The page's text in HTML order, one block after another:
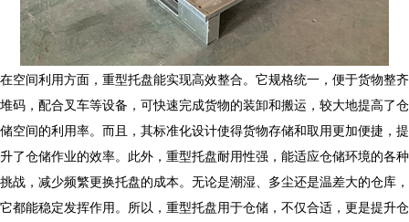
在空间利用方面，重型托盘能实现高效整合。它规格统一，便于货物整齐
堆码，配合叉车等设备，可快速完成货物的装卸和搬运，较大地提高了仓
储空间的利用率。而且，其标准化设计使得货物存储和取用更加便捷，提
升了仓储作业的效率。此外，重型托盘耐用性强，能适应仓储环境的各种
挑战，减少频繁更换托盘的成本。无论是潮湿、多尘还是温差大的仓库，
它都能稳定发挥作用。所以，重型托盘用于仓储，不仅合适，更是提升仓